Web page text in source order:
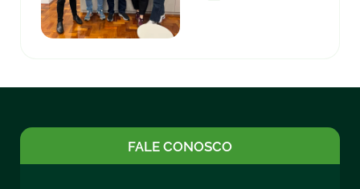
FALE CONOSCO